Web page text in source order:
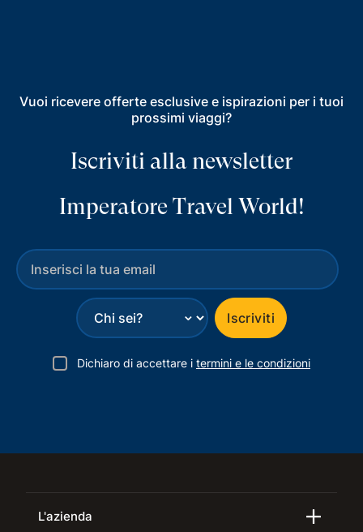
Vuoi ricevere offerte esclusive e ispirazioni per i tuoi
prossimi viaggi?
Iscriviti alla newsletter
Imperatore Travel World!
⌄ Iscriviti
Dichiaro di accettare i termini e le condizioni
L'azienda